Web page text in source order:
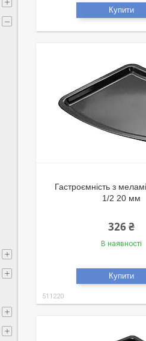
Купити
Гастроємність з
1/2 20 мм
326 ₴
В наявності
Купити
511220